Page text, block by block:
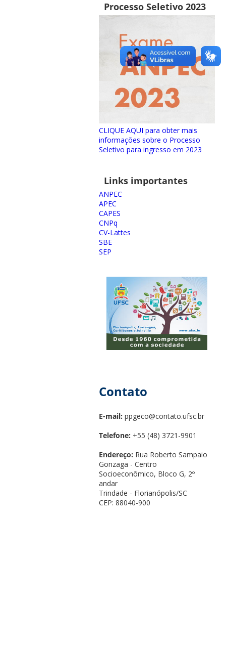
Processo Seletivo 2023
CLIQUE AQUI para obter mais
informações sobre o Processo
Seletivo para ingresso em 2023
Links importantes
ANPEC
APEC
CAPES
CNPq
CV-Lattes
SBE
SEP
Contato
E-mail: ppgeco@contato.ufsc.br
Telefone: +55 (48) 3721-9901
Endereço: Rua Roberto Sampaio
Gonzaga - Centro
Socioeconômico, Bloco G, 2º
andar
Trindade - Florianópolis/SC
CEP: 88040-900